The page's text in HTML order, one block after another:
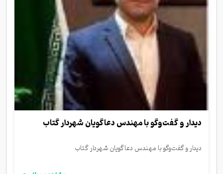
دیدار و گفت‌وگو با مهندس دعاگویان شهردار گتاب
دیدار و گفت‌وگو با مهندس دعاگویان شهردار گتاب